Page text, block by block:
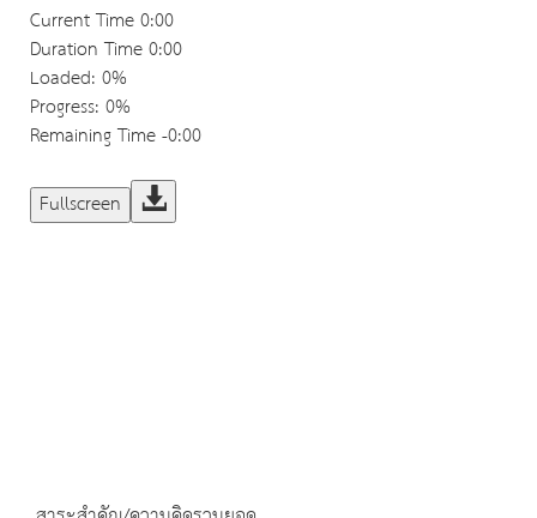
Current Time0:00
Duration Time0:00
Loaded: 0%
Progress: 0%
Remaining Time-0:00
Fullscreen